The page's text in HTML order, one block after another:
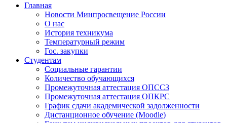
Главная
Новости Минпросвещение России
О нас
История техникума
Температурный режим
Гос. закупки
Студентам
Социальные гарантии
Количество обучающихся
Промежуточная аттестация ОПССЗ
Промежуточная аттестация ОПКРС
График сдачи академической задолженности
Дистанционное обучение (Moodle)